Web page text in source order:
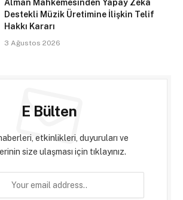
Alman Mahkemesinden Yapay Zekâ
Destekli Müzik Üretimine İlişkin Telif
Hakkı Kararı
3 Ağustos 2026
E Bülten
etkinlikleri, duyuruları ve
size ulaşması için tıklayınız.